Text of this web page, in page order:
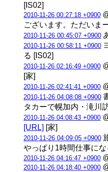
[IS02]
2010-11-26 00:27:18 +0900
ございます。ただいま
2010-11-26 00:45:07 +0900
2010-11-26 00:58:11 +0900
る [IS02]
2010-11-26 02:16:49 +0900
[家]
2010-11-26 02:41:41 +0900
2010-11-26 04:08:08 +0900
タカーで幌加内・滝川
2010-11-26 04:08:43 +0900
[URL] [家]
2010-11-26 04:09:05 +0900
やっぱり1時間仕事に
2010-11-26 04:16:47 +0900
2010-11-26 04:18:40 +0900